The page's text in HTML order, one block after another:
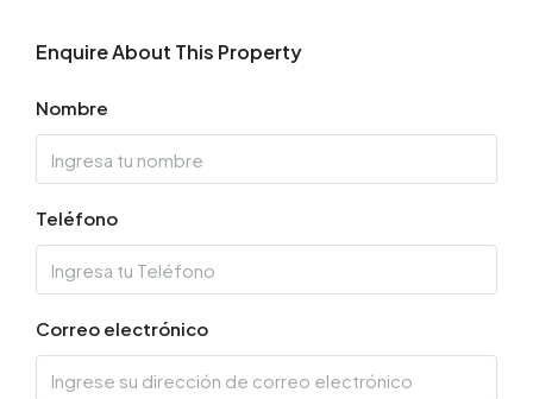
Enquire About This Property
Nombre
Teléfono
Correo electrónico